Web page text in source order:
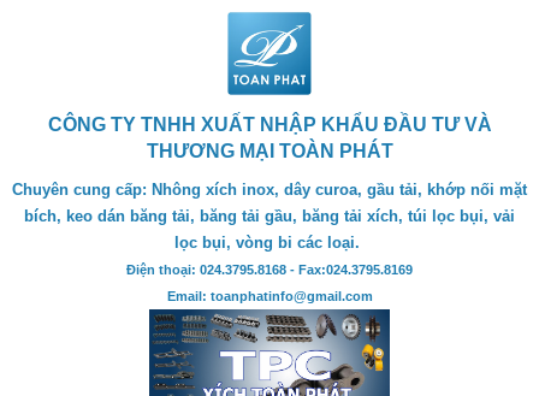
CÔNG TY TNHH XUẤT NHẬP KHẨU ĐẦU TƯ VÀ
THƯƠNG MẠI TOÀN PHÁT
Chuyên cung cấp: Nhông xích inox, dây curoa, gầu tải, khớp nối mặt
bích, keo dán băng tải, băng tải gầu, băng tải xích, túi lọc bụi, vải
lọc bụi, vòng bi các loại.
Điện thoại: 024.3795.8168 - Fax:024.3795.8169
Email: toanphatinfo@gmail.com